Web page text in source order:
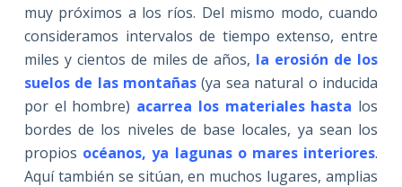
muy próximos a los ríos. Del mismo modo, cuando
consideramos intervalos de tiempo extenso, entre
miles y cientos de miles de años, la erosión de los
suelos de las montañas (ya sea natural o inducida
por el hombre) acarrea los materiales hasta los
bordes de los niveles de base locales, ya sean los
propios océanos, ya lagunas o mares interiores.
Aquí también se sitúan, en muchos lugares, amplias